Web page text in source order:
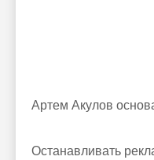
Артем Акулов
Останавливать